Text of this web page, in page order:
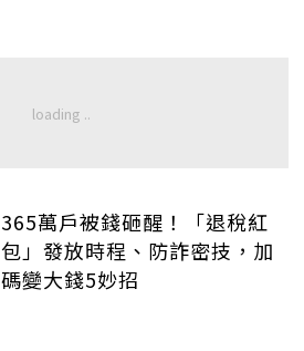
365萬戶被錢砸醒！「退稅紅
包」發放時程、防詐密技，加
碼變大錢5妙招